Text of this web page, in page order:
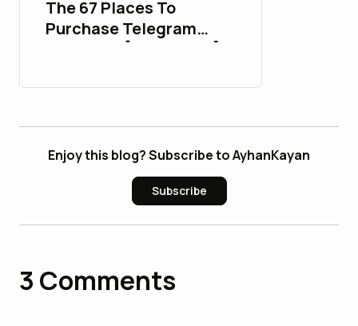
The 67 Places To
Purchase Telegram
Accounts [PVA&Aged]
Enjoy this blog? Subscribe to AyhanKayan
Subscribe
3 Comments